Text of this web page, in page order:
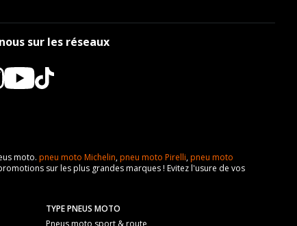
sur les réseaux
moto. pneu moto Michelin,pneu moto Pirelli,pneu moto
sur les plus grandes marques ! Evitez l'usure de vos
TYPE PNEUS MOTO
Pneus moto sport & route